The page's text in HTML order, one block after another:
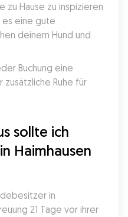
Hause zu inspizieren
es eine gute
deinem Hund und
Buchung eine
zusätzliche Ruhe für
sollte ich
Haimhausen
in
21 Tage vor ihrer